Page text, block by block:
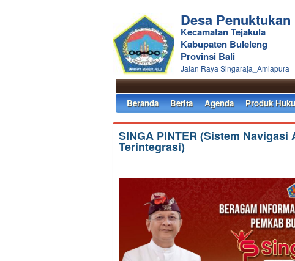
Desa Penuktukan
Kecamatan Tejakula
Kabupaten Buleleng
Provinsi Bali
Jalan Raya Singaraja_Amlapura
Beranda Berita Agenda Produk
SINGA PINTER (Sistem
Terintegrasi)